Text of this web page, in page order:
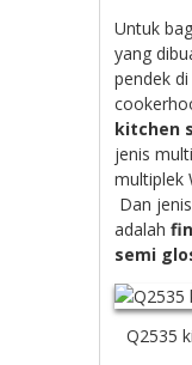
Untuk
yang
pendek
kitchen
jenis
multiplek
Dan
adalah
semi
Q2535